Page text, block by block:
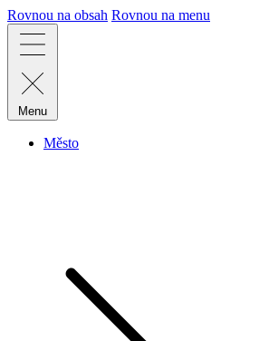
Rovnou na obsah Rovnou na menu
Menu
Město